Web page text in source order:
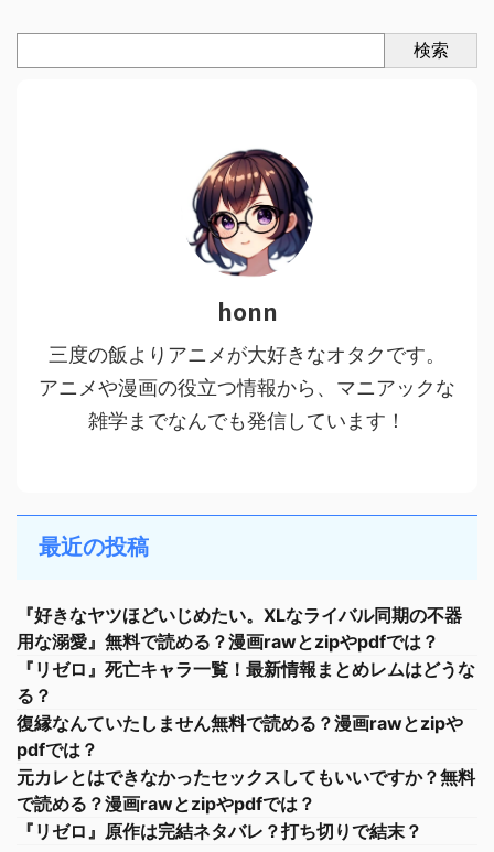
検索
honn
三度の飯よりアニメが大好きなオタクです。
アニメや漫画の役立つ情報から、マニアックな
雑学までなんでも発信しています！
最近の投稿
『好きなヤツほどいじめたい。XLなライバル同期の不器
用な溺愛』無料で読める？漫画rawとzipやpdfでは？
『リゼロ』死亡キャラ一覧！最新情報まとめレムはどうな
る？
復縁なんていたしません無料で読める？漫画rawとzipや
pdfでは？
元カレとはできなかったセックスしてもいいですか？無料
で読める？漫画rawとzipやpdfでは？
『リゼロ』原作は完結ネタバレ？打ち切りで結末？